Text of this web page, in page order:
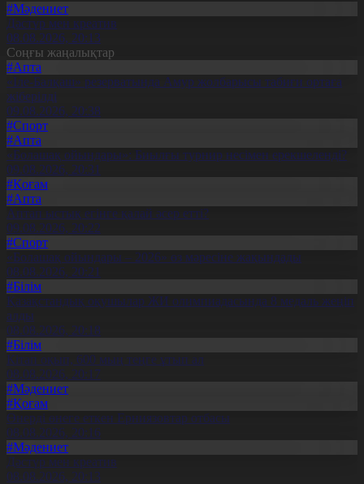
#Мәдениет
Дәстүр мен креатив
08.08.2026, 20:13
Соңғы жаңалықтар
#Апта
«Іле-Балқаш» резерватында Амур жолбарысы табиғи ортаға
жіберілді
09.08.2026, 20:38
#Спорт
#Апта
«Болашақ ойындары»: Биылғы турнир несімен ерекшеленді?
09.08.2026, 20:31
#Қоғам
#Апта
Аптап ыстық егінге қалай әсер етті?
09.08.2026, 20:22
#Спорт
«Болашақ ойындары – 2026» өз мәресіне жақындады
08.08.2026, 20:21
#Білім
Қазақстандық оқушылар ЖИ олимпиадасында 8 медаль жеңіп
алды
08.08.2026, 20:18
#Білім
Кітап оқып, 600 мың теңге ұтып ал
08.08.2026, 20:17
#Мәдениет
#Қоғам
Өнерді өнеге еткен Ерниязовтар отбасы
08.08.2026, 20:16
#Мәдениет
Дәстүр мен креатив
08.08.2026, 20:13